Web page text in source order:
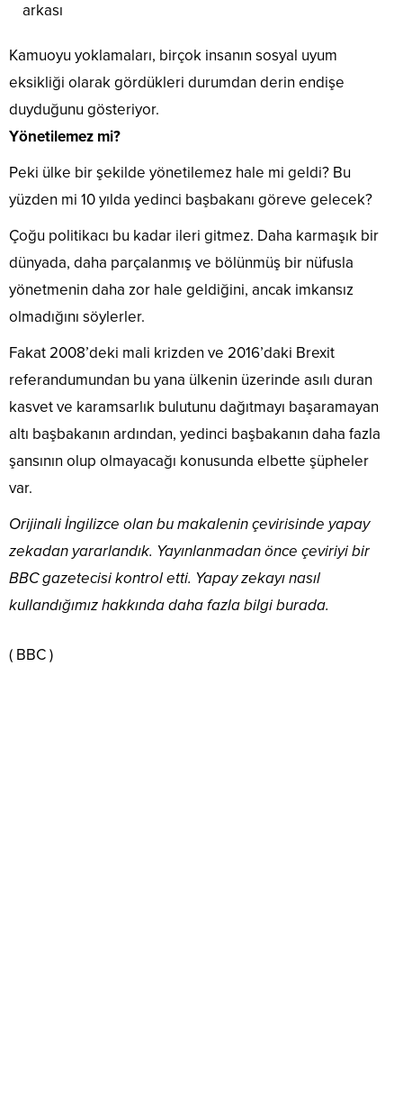
arkası
Kamuoyu yoklamaları, birçok insanın sosyal uyum
eksikliği olarak gördükleri durumdan derin endişe
duyduğunu gösteriyor.
Yönetilemez mi?
Peki ülke bir şekilde yönetilemez hale mi geldi? Bu
yüzden mi 10 yılda yedinci başbakanı göreve gelecek?
Çoğu politikacı bu kadar ileri gitmez. Daha karmaşık bir
dünyada, daha parçalanmış ve bölünmüş bir nüfusla
yönetmenin daha zor hale geldiğini, ancak imkansız
olmadığını söylerler.
Fakat 2008’deki mali krizden ve 2016’daki Brexit
referandumundan bu yana ülkenin üzerinde asılı duran
kasvet ve karamsarlık bulutunu dağıtmayı başaramayan
altı başbakanın ardından, yedinci başbakanın daha fazla
şansının olup olmayacağı konusunda elbette şüpheler
var.
Orijinali İngilizce olan bu makalenin çevirisinde yapay
zekadan yararlandık. Yayınlanmadan önce çeviriyi bir
BBC gazetecisi kontrol etti. Yapay zekayı nasıl
kullandığımız hakkında daha fazla bilgi burada.
( BBC )